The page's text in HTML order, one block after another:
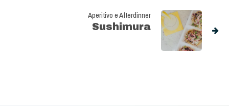
Aperitivo e Afterdinner
Sushimura